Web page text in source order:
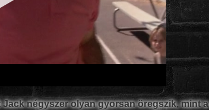
négyszer olyan gyorsan öregszik, mint a